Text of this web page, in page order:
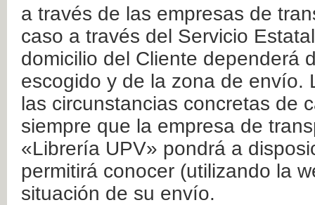
a través de las empresas de
caso a través del Servicio
domicilio del Cliente dependerá
escogido y de la zona de envío.
las circunstancias concretas de
siempre que la empresa de
«Librería UPV» pondrá a
permitirá conocer (utilizando la
situación de su envío.